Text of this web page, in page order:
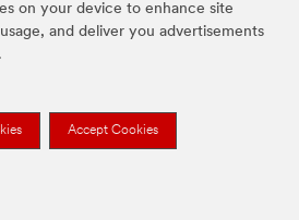
on your device to enhance site
and deliver you advertisements
Accept Cookies